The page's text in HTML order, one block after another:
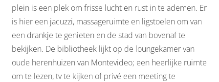
plein is een plek om frisse lucht en rust in te ademen. Er
is hier een jacuzzi, massageruimte en ligstoelen om van
een drankje te genieten en de stad van bovenaf te
bekijken. De bibliotheek lijkt op de loungekamer van
oude herenhuizen van Montevideo; een heerlijke ruimte
om te lezen, tv te kijken of privé een meeting te